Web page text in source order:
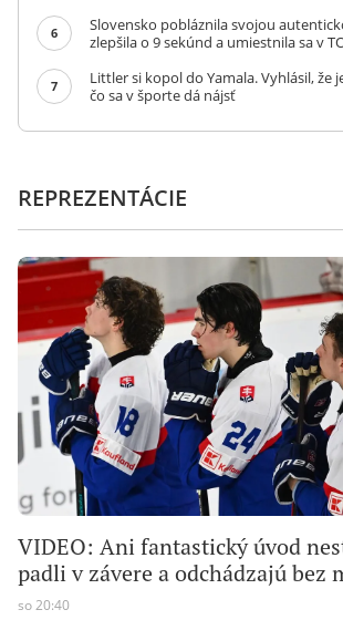
6
Slovensko pobláznila svojou
zlepšila o 9 sekúnd a umiestnila sa v
7
Littler si kopol do Yamala. Vyhlásil, že
čo sa v športe dá nájsť
REPREZENTÁCIE
VIDEO: Ani fantastický úvod
padli v závere a odchádzajú bez
so 20:40